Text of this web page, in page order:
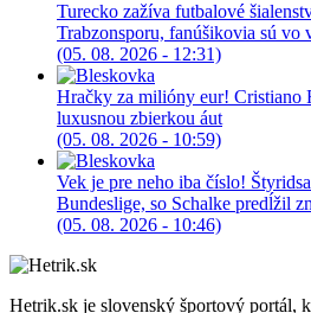
Turecko zažíva futbalové
Trabzonsporu, fanúšikovia sú vo
(05. 08. 2026 - 12:31)
Hračky za milióny eur! Cristiano
luxusnou zbierkou áut
(05. 08. 2026 - 10:59)
Vek je pre neho iba číslo!
Bundeslige, so Schalke predĺžil
(05. 08. 2026 - 10:46)
Hetrik.sk je slovenský športový portál,